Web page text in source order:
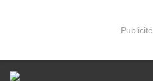
Publicité